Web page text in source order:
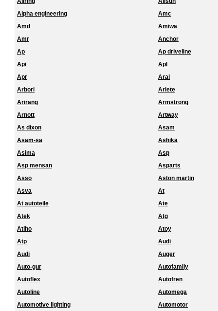
Alpha engineering
Amc
Amd
Amiwa
Amr
Anchor
Ap
Ap driveline
Api
Apl
Apr
Aral
Arbori
Ariete
Arirang
Armstrong
Arnott
Artway
As dixon
Asam
Asam-sa
Ashika
Asima
Asp
Asp mensan
Asparts
Asso
Aston martin
Asva
At
At autoteile
Ate
Atek
Atg
Atiho
Atoy
Atp
Audi
Audi
Auger
Auto-gur
Autofamily
Autoflex
Autofren
Autoline
Automega
Automotive lighting
Automotor